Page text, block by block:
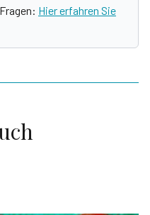
Hier erfahren Sie